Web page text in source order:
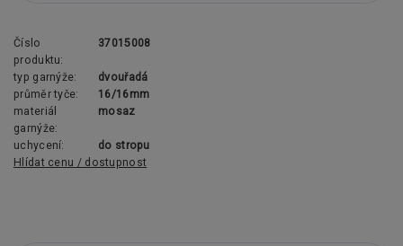
Číslo
produktu:
37015008
typ garnýže:
dvouřadá
průměr tyče:
16/16mm
materiál
garnýže:
mosaz
uchycení:
do stropu
Hlídat cenu / dostupnost